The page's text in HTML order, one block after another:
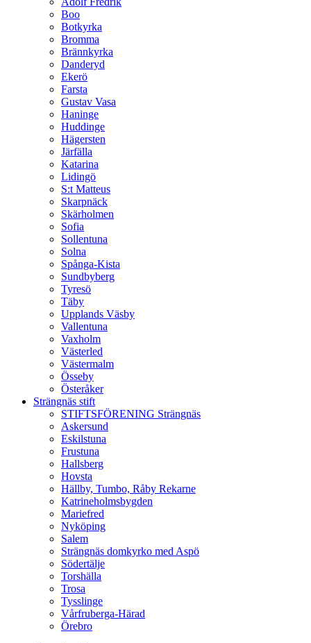
Boo
Botkyrka
Bromma
Brännkyrka
Danderyd
Ekerö
Farsta
Gustav Vasa
Haninge
Huddinge
Hägersten
Järfälla
Katarina
Lidingö
S:t Matteus
Skarpnäck
Skärholmen
Sofia
Sollentuna
Solna
Spånga-Kista
Sundbyberg
Tyresö
Täby
Upplands Väsby
Vallentuna
Vaxholm
Västerled
Västermalm
Össeby
Österåker
Strängnäs stift
STIFTSFÖRENING Strängnäs
Askersund
Eskilstuna
Frustuna
Hallsberg
Hovsta
Hällby, Tumbo, Råby Rekarne
Katrineholmsbygden
Mariefred
Nyköping
Salem
Strängnäs domkyrko med Aspö
Södertälje
Torshälla
Trosa
Tysslinge
Vårfruberga-Härad
Örebro